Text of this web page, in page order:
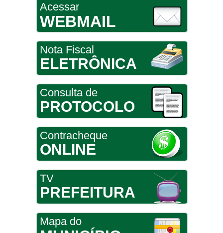
Acessar
WEBMAIL
Nota Fiscal
ELETRÔNICA
Consulta de
PROTOCOLO
Contracheque
ONLINE
TV
PREFEITURA
Mapa do